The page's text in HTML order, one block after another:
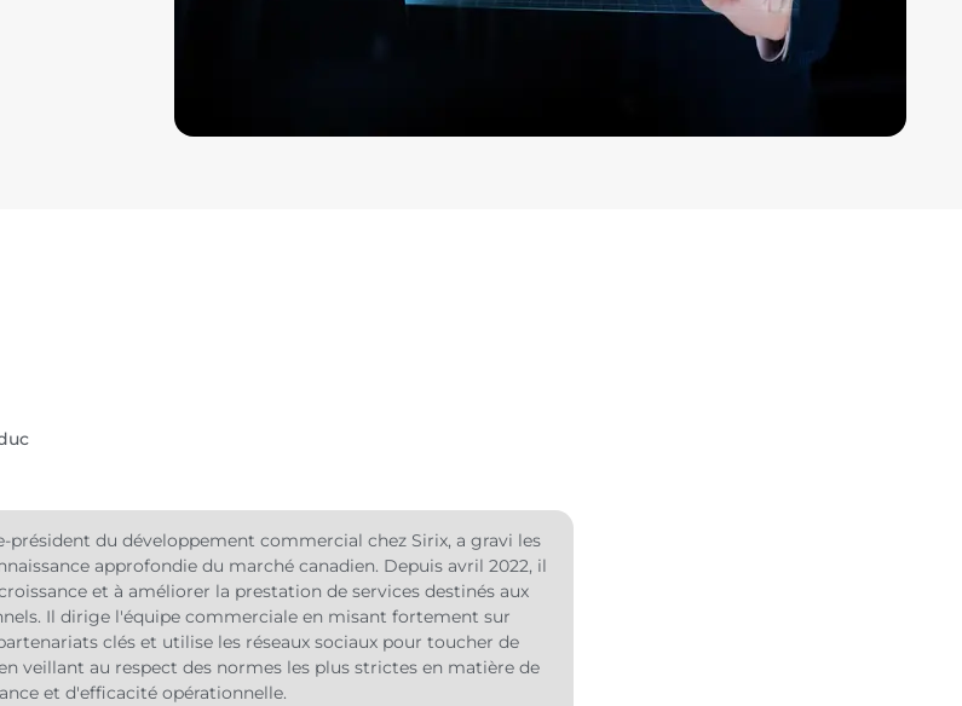
président du développement commercial chez Sirix, a gravi les
approfondie du marché canadien. Depuis avril 2022, il
et à améliorer la prestation de services destinés aux
Il dirige l'équipe commerciale en misant fortement sur
clés et utilise les réseaux sociaux pour toucher de
veillant au respect des normes les plus strictes en matière de
et d'efficacité opérationnelle.